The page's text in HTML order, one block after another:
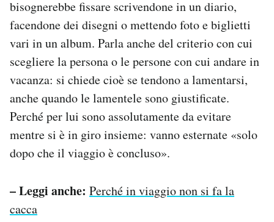
bisognerebbe fissare scrivendone in un diario,
facendone dei disegni o mettendo foto e biglietti
vari in un album. Parla anche del criterio con cui
scegliere la persona o le persone con cui andare in
vacanza: si chiede cioè se tendono a lamentarsi,
anche quando le lamentele sono giustificate.
Perché per lui sono assolutamente da evitare
mentre si è in giro insieme: vanno esternate «solo
dopo che il viaggio è concluso».
– Leggi anche: Perché in viaggio non si fa la
cacca